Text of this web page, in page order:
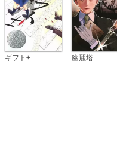
ギフト± 幽麗塔